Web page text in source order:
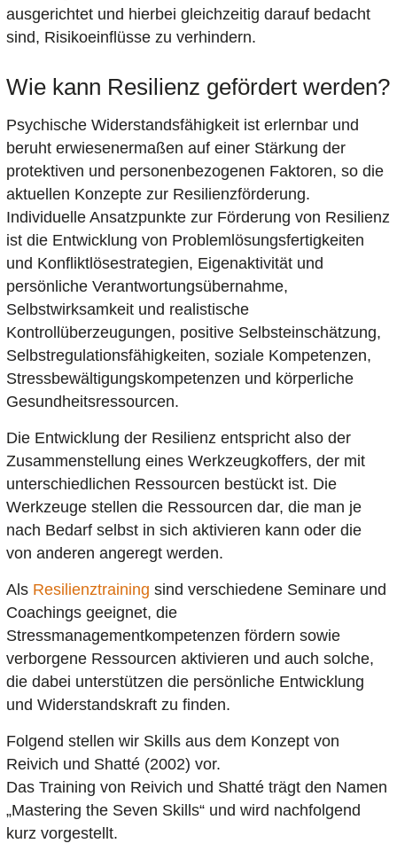
ausgerichtet und hierbei gleichzeitig darauf bedacht
sind, Risikoeinflüsse zu verhindern.
Wie kann Resilienz gefördert werden?
Psychische Widerstandsfähigkeit ist erlernbar und
beruht erwiesenermaßen auf einer Stärkung der
protektiven und personenbezogenen Faktoren, so die
aktuellen Konzepte zur Resilienzförderung.
Individuelle Ansatzpunkte zur Förderung von Resilienz
ist die Entwicklung von Problemlösungsfertigkeiten
und Konfliktlösestrategien, Eigenaktivität und
persönliche Verantwortungsübernahme,
Selbstwirksamkeit und realistische
Kontrollüberzeugungen, positive Selbsteinschätzung,
Selbstregulationsfähigkeiten, soziale Kompetenzen,
Stressbewältigungskompetenzen und körperliche
Gesundheitsressourcen.
Die Entwicklung der Resilienz entspricht also der
Zusammenstellung eines Werkzeugkoffers, der mit
unterschiedlichen Ressourcen bestückt ist. Die
Werkzeuge stellen die Ressourcen dar, die man je
nach Bedarf selbst in sich aktivieren kann oder die
von anderen angeregt werden.
Als Resilienztraining sind verschiedene Seminare und
Coachings geeignet, die
Stressmanagementkompetenzen fördern sowie
verborgene Ressourcen aktivieren und auch solche,
die dabei unterstützen die persönliche Entwicklung
und Widerstandskraft zu finden.
Folgend stellen wir Skills aus dem Konzept von
Reivich und Shatté (2002) vor.
Das Training von Reivich und Shatté trägt den Namen
„Mastering the Seven Skills“ und wird nachfolgend
kurz vorgestellt.